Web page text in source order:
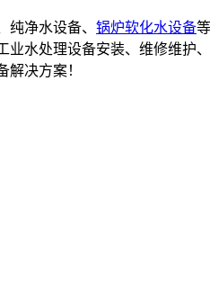
纯净水设备、 锅炉软化水设备
水处理设备安装、维修维护
决方案！